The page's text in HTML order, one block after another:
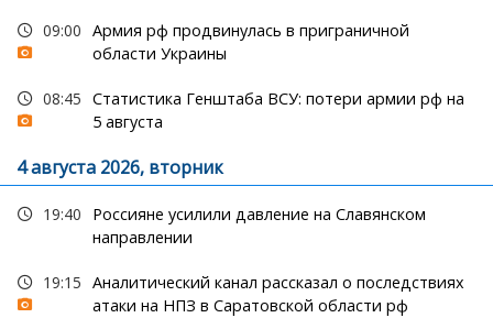
09:00 Армия рф продвинулась в приграничной
области Украины
08:45 Статистика Генштаба ВСУ: потери армии рф на
5 августа
4 августа 2026, вторник
19:40
Россияне усилили давление на Славянском
направлении
19:15 Аналитический канал рассказал о последствиях
атаки на НПЗ в Саратовской области рф